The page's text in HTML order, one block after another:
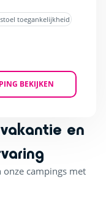
toegankelijkheid
BEKIJKEN
en
campings met